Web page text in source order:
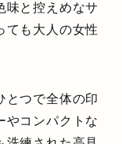
味と控えめなサ
ても大人の女性
とつで全体の印
やコンパクトな